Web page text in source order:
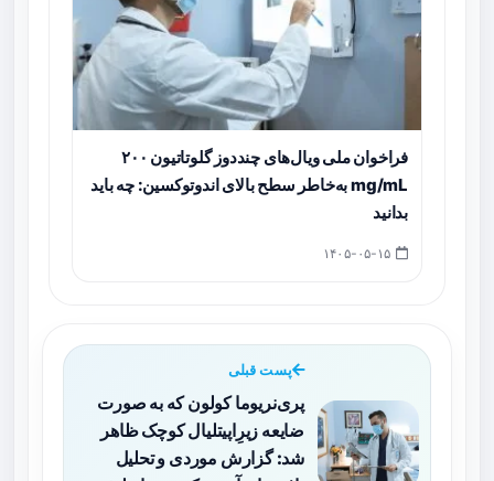
فراخوان ملی ویال‌های چنددوز گلوتاتیون ۲۰۰
mg/mL به‌خاطر سطح بالای اندوتوکسین: چه باید
بدانید
پست قبلی
پری‌نریوما کولون که به صورت
ضایعه زیرِ‌اپیتلیال کوچک ظاهر
شد: گزارش موردی و تحلیل